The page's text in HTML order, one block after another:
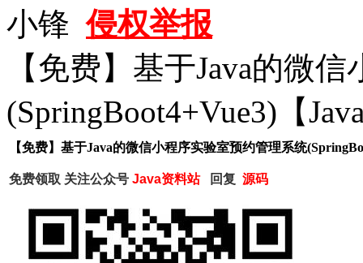
小锋侵权举报
【免费】基于Java的微
(SpringBoot4+Vue3)【
【免费】基于Java的微信小程序实验室预约管理系统
免费领取 关注公众号 Java资料站回复 源码